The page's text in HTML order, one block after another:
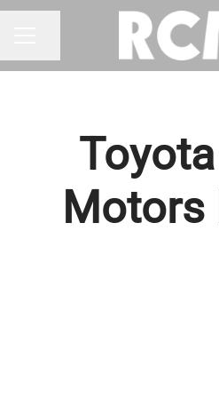
Partager la page
Motors